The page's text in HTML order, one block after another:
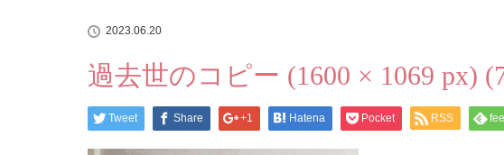
2023.06.20
過去世のコピー (1600 × 1069 px)
Tweet Share +1 Hatena Pocket RSS